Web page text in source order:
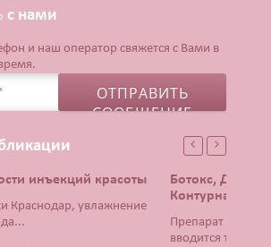
с нами
и наш оператор свяжется с Вами в
инъекций красоты
Краснодар, увлажнение
Ботокс,
Контурная
Препарат Ботокс
вводится тонча...